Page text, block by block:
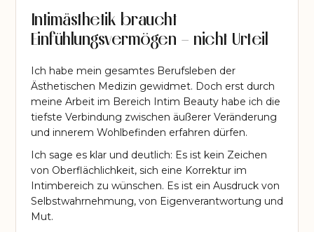
Intimästhetik braucht
Einfühlungsvermögen – nicht Urteil
Ich habe mein gesamtes Berufsleben der
Ästhetischen Medizin gewidmet. Doch erst durch
meine Arbeit im Bereich Intim Beauty habe ich die
tiefste Verbindung zwischen äußerer Veränderung
und innerem Wohlbefinden erfahren dürfen.
Ich sage es klar und deutlich: Es ist kein Zeichen
von Oberflächlichkeit, sich eine Korrektur im
Intimbereich zu wünschen. Es ist ein Ausdruck von
Selbstwahrnehmung, von Eigenverantwortung und
Mut.